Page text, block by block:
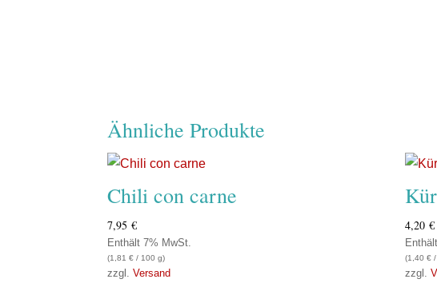
Ähnliche Produkte
Chili con carne
7,95€
Enthält 7% MwSt.
(1,81€ / 100 g)
zzgl.Versand
4,20 €
(1,40 €/
zzgl.